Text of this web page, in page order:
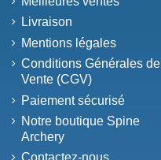
Livraison
Mentions légales
Conditions Générales de
Vente (CGV)
Paiement sécurisé
Notre boutique Spine
Archery